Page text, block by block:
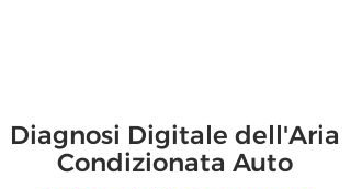
Diagnosi Digitale dell'Aria
Condizionata Auto